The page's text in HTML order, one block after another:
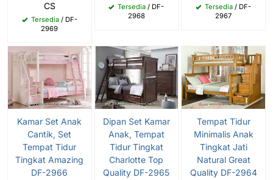
CS
Tersedia/ DF-
2969
Tersedia / DF-
2968
Tersedia / DF-
2967
Kamar Set Anak
Cantik, Set
Tempat Tidur
Tingkat Amazing
DF-2966
Dipan Set Kamar
Anak, Tempat
Tidur Tingkat
Charlotte Top
Quality DF-2965
Tempat Tidur
Minimalis Anak
Tingkat Jati
Natural Great
Quality DF-2964